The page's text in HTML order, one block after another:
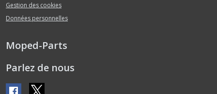
Gestion des cookies
Données personnelles
Moped-Parts
Parlez de nous